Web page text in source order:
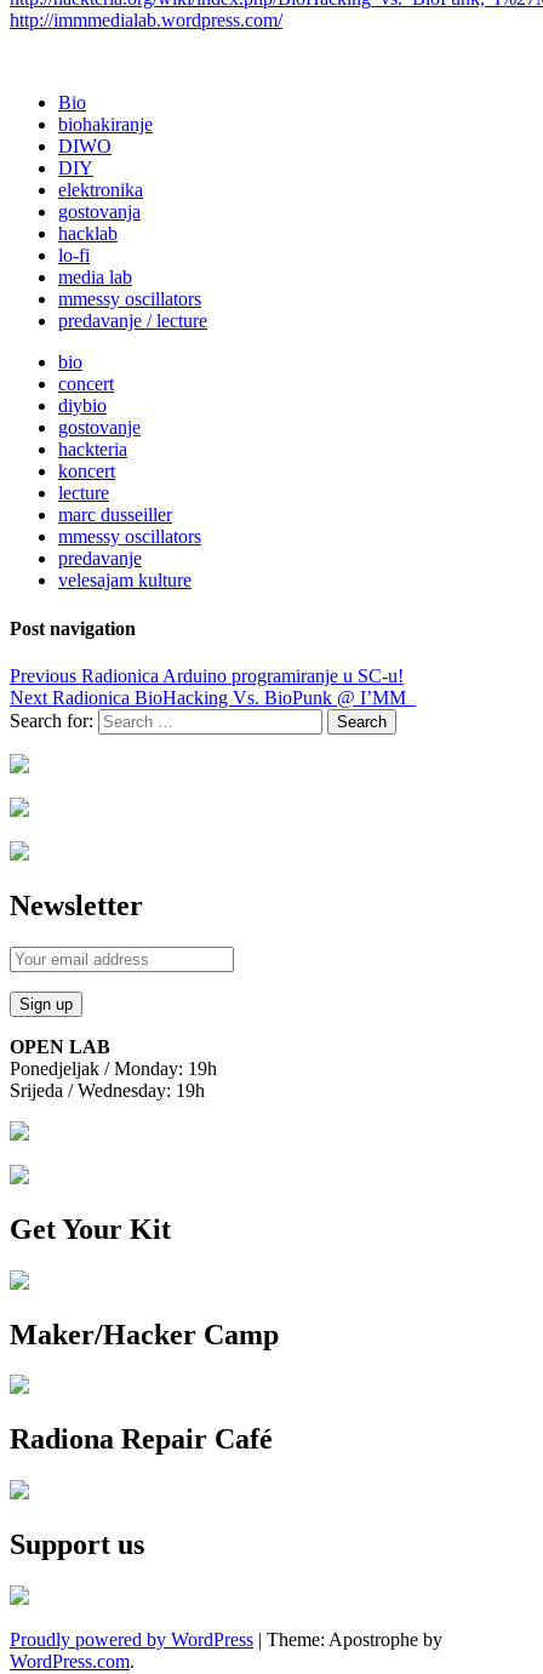
http://immmedialab.wordpress.com/
Bio
biohakiranje
DIWO
DIY
elektronika
gostovanja
hacklab
lo-fi
media lab
mmessy oscillators
predavanje / lecture
bio
concert
diybio
gostovanje
hackteria
koncert
lecture
marc dusseiller
mmessy oscillators
predavanje
velesajam kulture
Post navigation
Previous Radionica Arduino programiranje u SC-u!
Next Radionica BioHacking Vs. BioPunk @ I’MM_
Search for:
Newsletter
OPEN LAB
Ponedjeljak / Monday: 19h
Srijeda / Wednesday: 19h
Get Your Kit
Maker/Hacker Camp
Radiona Repair Café
Support us
Proudly powered by WordPress | Theme: Apostrophe by
WordPress.com.